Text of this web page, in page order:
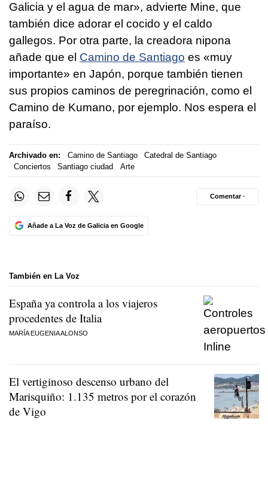
Galicia y el agua de mar», advierte Mine, que
también dice adorar el cocido y el caldo
gallegos. Por otra parte, la creadora nipona
añade que el Camino de Santiago es «muy
importante» en Japón, porque también tienen
sus propios caminos de peregrinación, como el
Camino de Kumano, por ejemplo. Nos espera el
paraíso.
Archivado en: Camino de Santiago
Catedral de Santiago
Conciertos
Santiago ciudad Arte
Añade a La Voz de Galicia en Google
Comentar ·
También en La Voz
España ya controla a los viajeros
procedentes de Italia
MARÍA EUGENIA ALONSO
El vertiginoso descenso urbano del
Marisquiño: 1.135 metros por el corazón
de Vigo